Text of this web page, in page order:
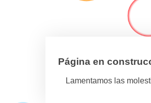
Página en
Lamentamos las